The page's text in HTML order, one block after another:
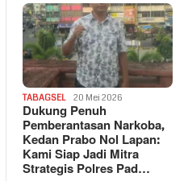
TABAGSEL 20 Mei 2026
Dukung Penuh
Pemberantasan Narkoba,
Kedan Prabo Nol Lapan:
Kami Siap Jadi Mitra
Strategis Polres Pad…